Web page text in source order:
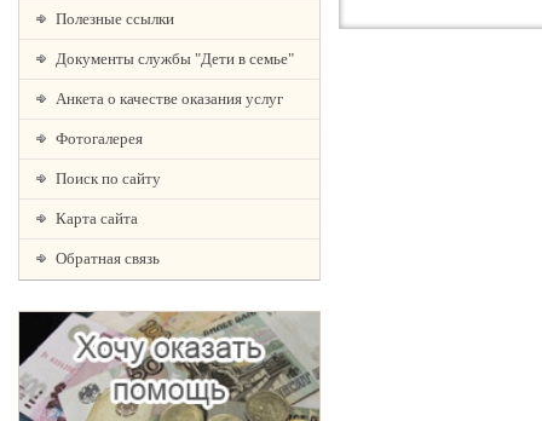
Полезные ссылки
Документы службы "Дети в семье"
Анкета о качестве оказания услуг
Фотогалерея
Поиск по сайту
Карта сайта
Обратная связь